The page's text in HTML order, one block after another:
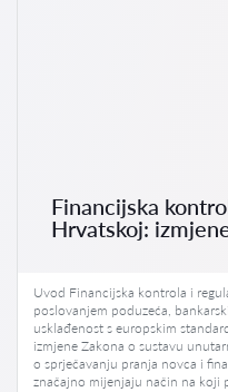
Financijska
Hrvatskoj:
Uvod Financijska kontrola i
poslovanjem poduzeća,
usklađenost s europskim
izmjene Zakona o sustavu
o sprječavanju pranja novca i
značajno mijenjaju način na